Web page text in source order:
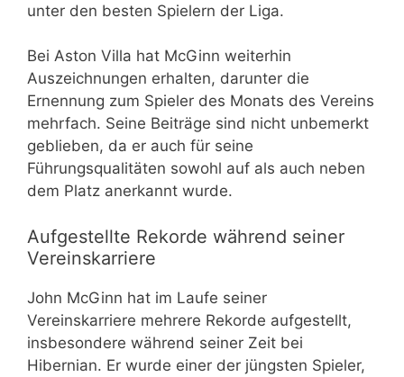
unter den besten Spielern der Liga.
Bei Aston Villa hat McGinn weiterhin
Auszeichnungen erhalten, darunter die
Ernennung zum Spieler des Monats des Vereins
mehrfach. Seine Beiträge sind nicht unbemerkt
geblieben, da er auch für seine
Führungsqualitäten sowohl auf als auch neben
dem Platz anerkannt wurde.
Aufgestellte Rekorde während seiner
Vereinskarriere
John McGinn hat im Laufe seiner
Vereinskarriere mehrere Rekorde aufgestellt,
insbesondere während seiner Zeit bei
Hibernian. Er wurde einer der jüngsten Spieler,